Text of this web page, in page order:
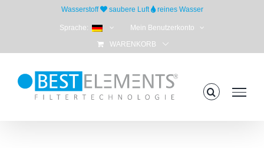
Wasserstoff saubere Luft reines Wasser
Sprache: Mein Benutzerkonto
WARENKORB